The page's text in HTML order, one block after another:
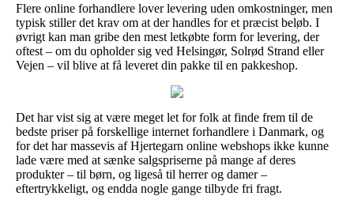
Flere online forhandlere lover levering uden omkostninger, men
typisk stiller det krav om at der handles for et præcist beløb. I
øvrigt kan man gribe den mest letkøbte form for levering, der
oftest – om du opholder sig ved Helsingør, Solrød Strand eller
Vejen – vil blive at få leveret din pakke til en pakkeshop.
Det har vist sig at være meget let for folk at finde frem til de
bedste priser på forskellige internet forhandlere i Danmark, og
for det har massevis af Hjertegarn online webshops ikke kunne
lade være med at sænke salgspriserne på mange af deres
produkter – til børn, og ligeså til herrer og damer –
eftertrykkeligt, og endda nogle gange tilbyde fri fragt.